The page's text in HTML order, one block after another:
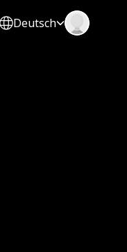
Deutsch